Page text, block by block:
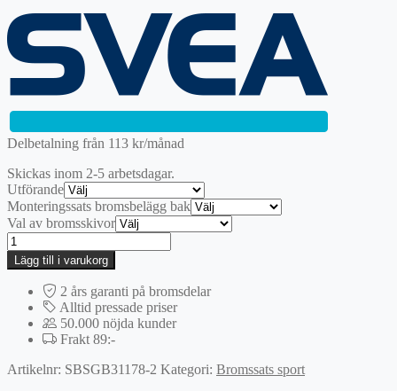
2095 kr.
är:
1466,50 kr.
Delbetalning från 113 kr/månad
Skickas inom 2-5 arbetsdagar.
Utförande
Monteringssats bromsbelägg bak
Val av bromsskivor
Bak
|
G-
BRAKES
Sportbromssats
mängd
Lägg till i varukorg
2 års garanti på bromsdelar
Alltid pressade priser
50.000 nöjda kunder
Frakt 89:-
Artikelnr: SBSGB31178-2 Kategori: Bromssats sport